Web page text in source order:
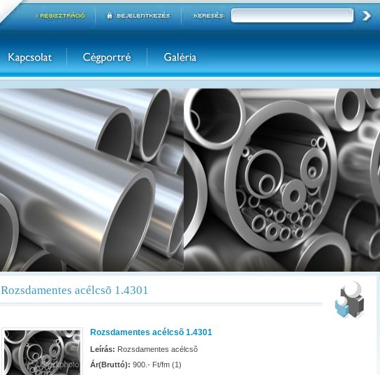
Rozsdamentes acélcsõ 1.4301
Rozsdamentes acélcsõ 1.4301
Leírás: Rozsdamentes acélcsõ
Ár(Bruttó): 900.- Ft/fm (1)